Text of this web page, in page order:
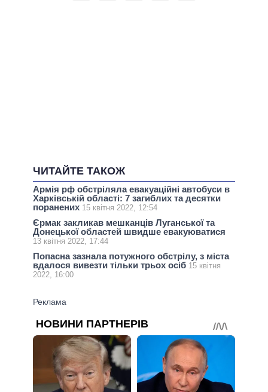
ЧИТАЙТЕ ТАКОЖ
Армія рф обстріляла евакуаційні автобуси в
Харківській області: 7 загиблих та десятки
поранених 15 квітня 2022, 12:54
Єрмак закликав мешканців Луганської та
Донецької областей швидше евакуюватися
13 квітня 2022, 17:44
Попасна зазнала потужного обстрілу, з міста
вдалося вивезти тільки трьох осіб 15 квітня
2022, 16:00